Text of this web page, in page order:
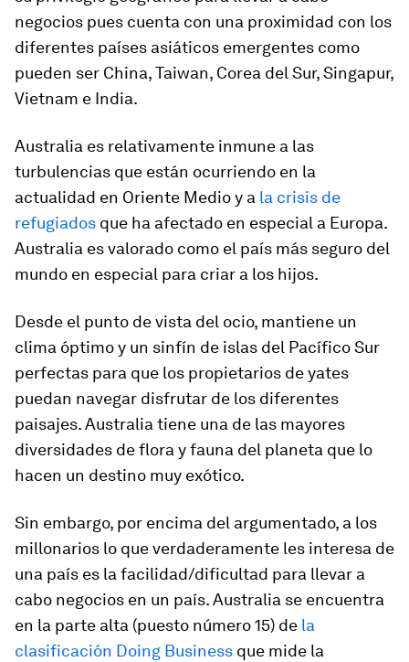
negocios pues cuenta con una proximidad con los
diferentes países asiáticos emergentes como
pueden ser China, Taiwan, Corea del Sur, Singapur,
Vietnam e India.
Australia es relativamente inmune a las
turbulencias que están ocurriendo en la
actualidad en Oriente Medio y a la crisis de
refugiados que ha afectado en especial a Europa.
Australia es valorado como el país más seguro del
mundo en especial para criar a los hijos.
Desde el punto de vista del ocio, mantiene un
clima óptimo y un sinfín de islas del Pacífico Sur
perfectas para que los propietarios de yates
puedan navegar disfrutar de los diferentes
paisajes. Australia tiene una de las mayores
diversidades de flora y fauna del planeta que lo
hacen un destino muy exótico.
Sin embargo, por encima del argumentado, a los
millonarios lo que verdaderamente les interesa de
una país es la facilidad/dificultad para llevar a
cabo negocios en un país. Australia se encuentra
en la parte alta (puesto número 15) de la
clasificación Doing Business que mide la